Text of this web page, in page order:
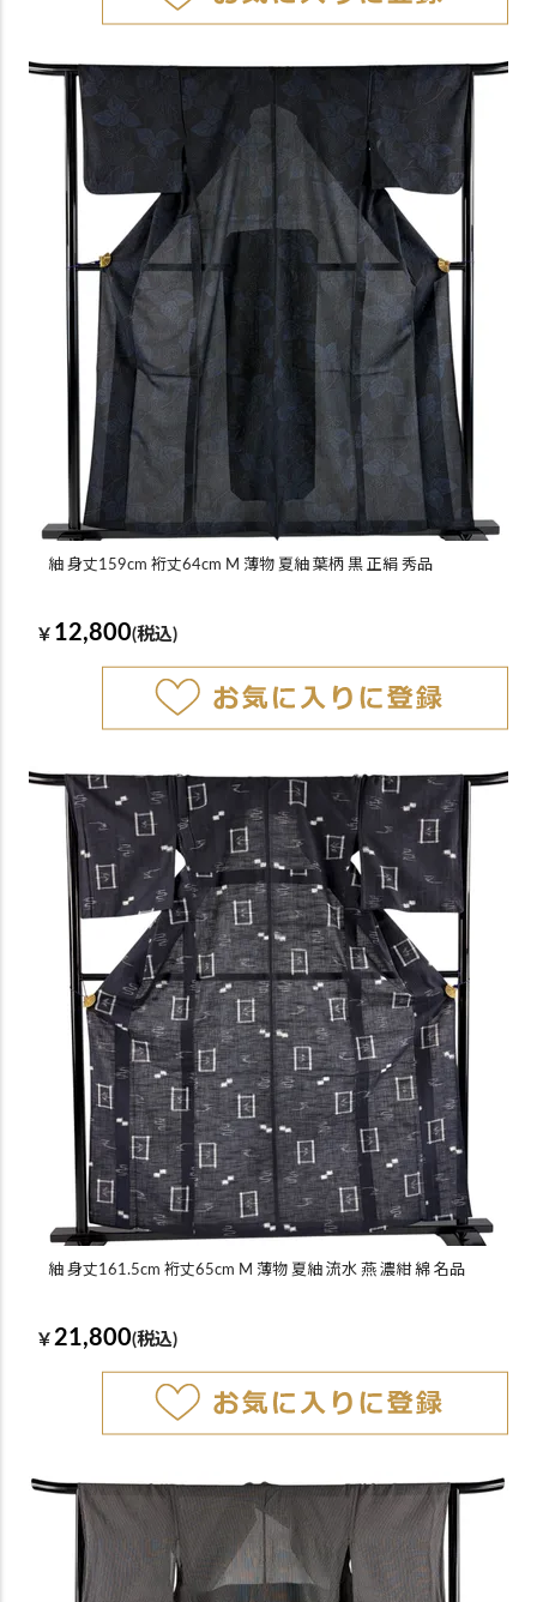
紬 身丈159cm 裄丈64cm M 薄物 夏紬 葉柄 黒 正絹 秀品
￥ 12,800(税込)
紬 身丈161.5cm 裄丈65cm M 薄物 夏紬 流水 燕 濃紺 綿 名品
￥ 21,800(税込)